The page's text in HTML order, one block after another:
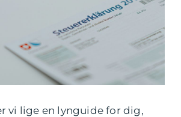
vi lige en lynguide for dig,